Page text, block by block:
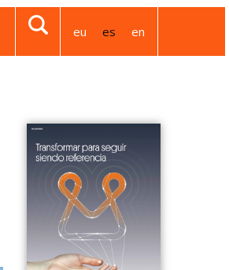
eu es en